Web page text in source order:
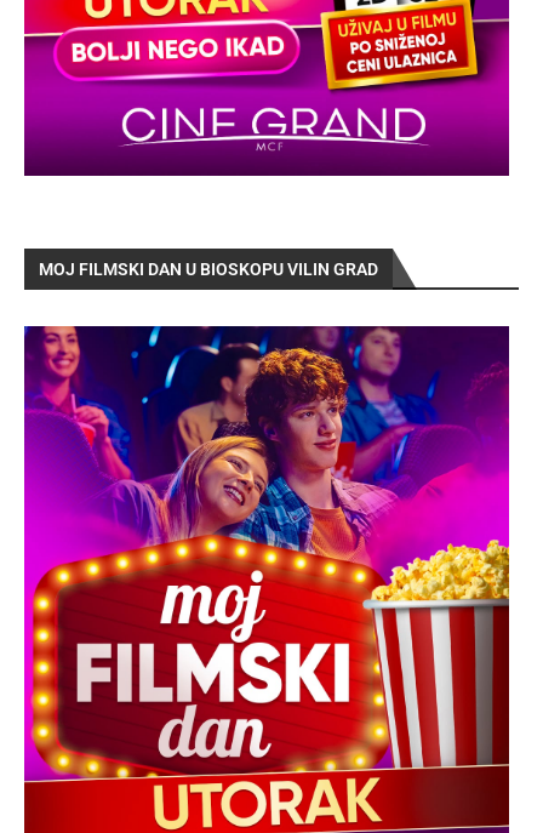
MOJ FILMSKI DAN U BIOSKOPU VILIN GRAD